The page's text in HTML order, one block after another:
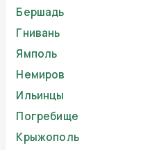
Бершадь
Гнивань
Ямполь
Немиров
Ильинцы
Погребище
Крыжополь